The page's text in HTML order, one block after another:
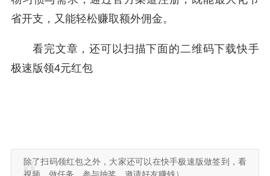
省开支，又能轻松赚取额外佣金。
看完文章，还可以扫描下面的二维码下载快手
极速版领4元红包
除了扫码领红包之外，大家还可以在快手极速版做签到，看